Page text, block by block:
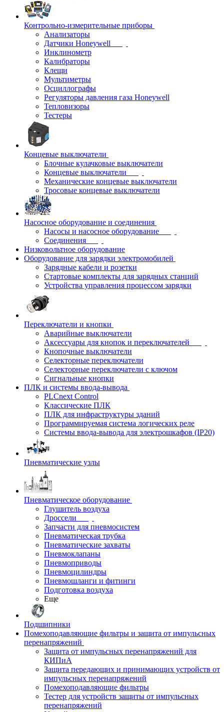
Контрольно-измерительные приборы
Анализаторы
Датчики Honeywell
Инклинометр
Калибраторы
Клещи
Мультиметры
Осциллографы
Регуляторы давления газа Honeywell
Тепловизоры
Тестеры
Концевые выключатели
Блочные кулачковые выключатели
Концевые выключатели
Механические концевые выключатели
Тросовые концевые выключатели
Насосное оборудование и соединения
Насосы и насосное оборудование
Соединения
Низковольтное оборудование
Оборудование для зарядки электромобилей
Зарядные кабели и розетки
Стартовые комплекты для зарядных станций
Устройства управления процессом зарядки
Переключатели и кнопки
Аварийные выключатели
Аксессуары для кнопок и переключателей
Кнопочные выключатели
Селекторные переключатели
Селекторные переключатели с ключом
Сигнальные кнопки
ПЛК и системы ввода-вывода
PLCnext Control
Классические ПЛК
ПЛК для инфраструктуры зданий
Программируемая система логических реле
Системы ввода-вывода для электрошкафов (IP20)
Пневматические узлы
Пневматическое оборудование
Глушитель воздуха
Дроссели
Запчасти для пневмосистем
Пневматическая трубка
Пневматические захваты
Пневмоклапаны
Пневмоприводы
Пневмоцилиндры
Пневмошланги и фитинги
Подготовка воздуха
Еще
Подшипники
Помехоподавляющие фильтры и защита от импульсных
перенапряжений
Защита от импульсных перенапряжений для
КИПиА
Защита передающих и принимающих устройств от
импульсных перенапряжений
Помехоподавляющие фильтры
Тестер для устройств защиты от импульсных
перенапряжений